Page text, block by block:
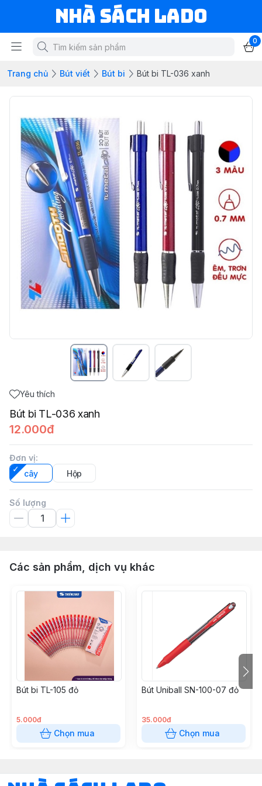
NHÀ SÁCH LADO
0
Trang chủ Bút viết Bút bi Bút bi TL-036 xanh
Yêu thích
Bút bi TL-036 xanh
12.000đ
Đơn vị:
cây
Hộp
Số lượng
Các sản phẩm, dịch vụ khác
Bút bi TL-105 đỏ
5.000đ
Chọn mua
Bút Uniball SN-100-07 đỏ
35.000đ
Chọn mua